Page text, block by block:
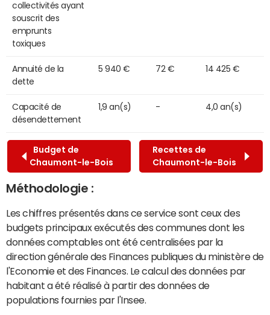
collectivités ayant
souscrit des
emprunts
toxiques
Annuité de la
dette
5 940 € 72 € 14 425 €
Capacité de
désendettement
1,9 an(s) - 4,0 an(s)
Budget de
Chaumont-le-Bois
Recettes de
Chaumont-le-Bois
Méthodologie :
Les chiffres présentés dans ce service sont ceux des
budgets principaux exécutés des communes dont les
données comptables ont été centralisées par la
direction générale des Finances publiques du ministère de
l'Economie et des Finances. Le calcul des données par
habitant a été réalisé à partir des données de
populations fournies par l'Insee.